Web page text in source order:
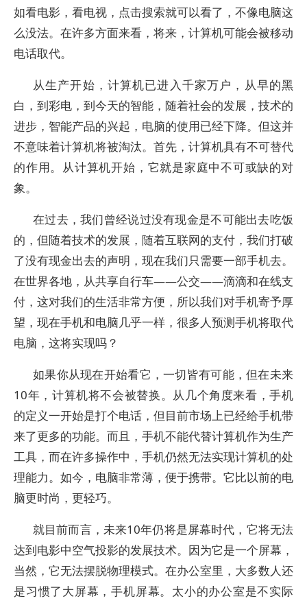
如看电影，看电视，点击搜索就可以看了，不像电脑这
么没法。在许多方面来看，将来，计算机可能会被移动
电话取代。
从生产开始，计算机已进入千家万户，从早的黑
白，到彩电，到今天的智能，随着社会的发展，技术的
进步，智能产品的兴起，电脑的使用已经下降。但这并
不意味着计算机将被淘汰。首先，计算机具有不可替代
的作用。从计算机开始，它就是家庭中不可或缺的对
象。
在过去，我们曾经说过没有现金是不可能出去吃饭
的，但随着技术的发展，随着互联网的支付，我们打破
了没有现金出去的声明，现在我们只需要一部手机去。
在世界各地，从共享自行车——公交——滴滴和在线支
付，这对我们的生活非常方便，所以我们对手机寄予厚
望，现在手机和电脑几乎一样，很多人预测手机将取代
电脑，这将实现吗？
如果你从现在开始看它，一切皆有可能，但在未来
10年，计算机将不会被替换。从几个角度来看，手机
的定义一开始是打个电话，但目前市场上已经给手机带
来了更多的功能。而且，手机不能代替计算机作为生产
工具，而在许多操作中，手机仍然无法实现计算机的处
理能力。如今，电脑非常薄，便于携带。它比以前的电
脑更时尚，更轻巧。
就目前而言，未来10年仍将是屏幕时代，它将无法
达到电影中空气投影的发展技术。因为它是一个屏幕，
当然，它无法摆脱物理模式。在办公室里，大多数人还
是习惯了大屏幕，手机屏幕。太小的办公室是不实际